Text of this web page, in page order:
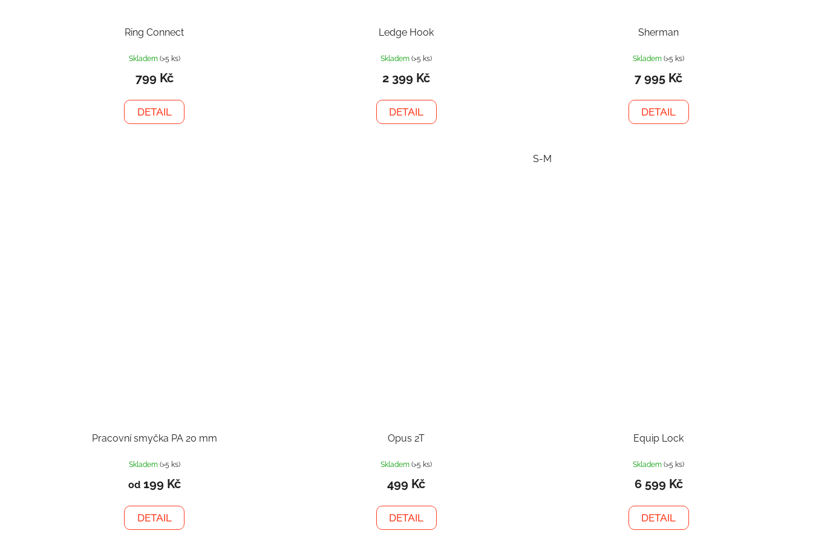
Ring Connect
Skladem (>5 ks)
799 Kč
DETAIL
Ledge Hook
Skladem(>5 ks)
2 399 Kč
DETAIL
Sherman
Skladem(>5 ks)
7 995 Kč
DETAIL
S-M
Pracovní smyčka PA 20 mm
Skladem (>5 ks)
od199 Kč
DETAIL
Opus 2T
Skladem(>5 ks)
499 Kč
DETAIL
Equip Lock
Skladem(>5 ks)
6 599 Kč
DETAIL